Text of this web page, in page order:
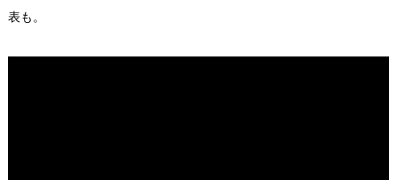
表も。